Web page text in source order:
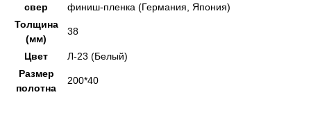
свер
финиш-пленка (Германия, Япония)
Толщина
(мм)
38
Цвет
Л-23 (Белый)
Размер
полотна
200*40